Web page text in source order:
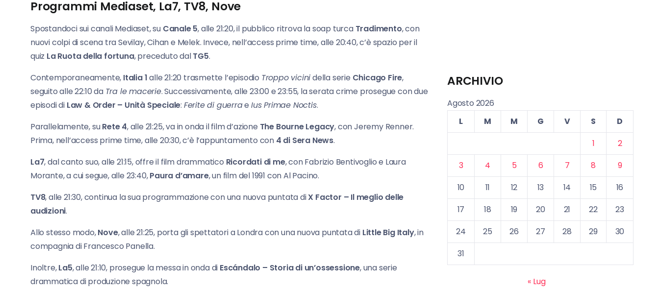
Programmi Mediaset, La7, TV8, Nove
Spostandoci sui canali Mediaset, su Canale 5, alle 21:20, il pubblico ritrova la soap turca Tradimento, con
nuovi colpi di scena tra Sevilay, Cihan e Melek. Invece, nell’access prime time, alle 20:40, c’è spazio per il
quiz La Ruota della fortuna, preceduto dalTG5.
Contemporaneamente, Italia 1alle 21:20 trasmette l’episodio Troppo vicinidella serie Chicago Fire,
seguito alle 22:10 da Tra le macerie. Successivamente, alle 23:00 e 23:55, la serata crime prosegue con due
episodi di Law & Order – Unità Speciale: Ferite di guerraeIus Primae Noctis.
Parallelamente, suRete 4, alle 21:25, va in onda il film d’azione The Bourne Legacy, con Jeremy Renner.
Prima, nell’access prime time, alle 20:30, c’è l’appuntamento con 4 di Sera News.
La7, dal canto suo, alle 21:15, offre il film drammatico Ricordati di me, con Fabrizio Bentivoglio e Laura
Morante, a cui segue, alle 23:40,Paura d’amare, un film del 1991 con Al Pacino.
TV8, alle 21:30, continua la sua programmazione con una nuova puntata diX Factor – Il meglio delle
audizioni.
Allo stesso modo,Nove, alle 21:25, porta gli spettatori a Londra con una nuova puntata di Little Big Italy, in
compagnia di Francesco Panella.
Inoltre,La5, alle 21:10, prosegue la messa in onda di Escándalo – Storia di un’ossessione, una serie
drammatica di produzione spagnola.
ARCHIVIO
Agosto 2026
L
M M G V S
D
1
2
3
4 5 6 7 8
9
10
11 12 13 14 15
16
17
18 19 20 21 22
23
24
25 26 27 28 29
30
31
« Lug